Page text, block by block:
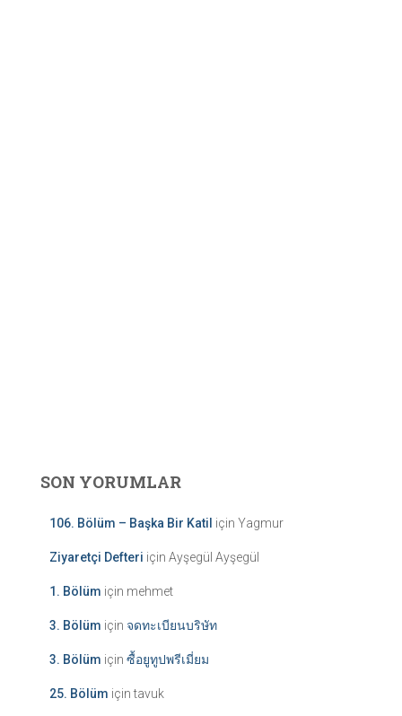
SON YORUMLAR
106. Bölüm – Başka Bir Katil için Yagmur
Ziyaretçi Defteri için Ayşegül Ayşegül
1. Bölüm için mehmet
3. Bölüm için จดทะเบียนบริษัท
3. Bölüm için ซื้อยูทูปพรีเมี่ยม
25. Bölüm içintavuk